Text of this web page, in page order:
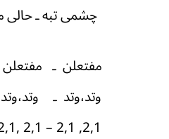
چشمی تبه ـ حالی مگرـ
مفتعلن ـ مفتعلن ـ
وتد،وتد ـ وتد،وتد ـ